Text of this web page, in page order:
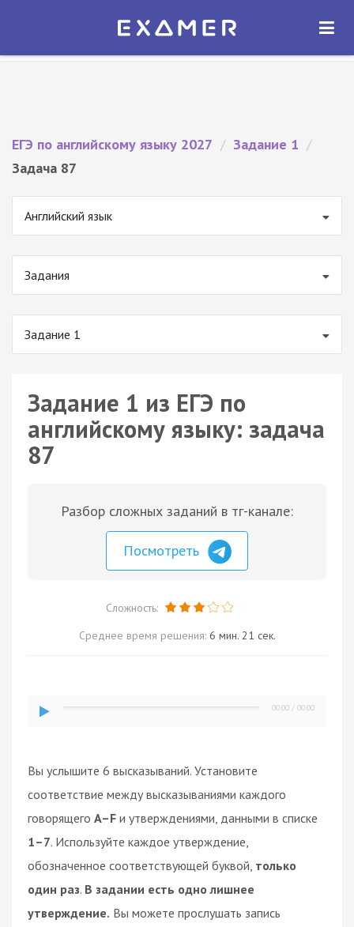
Экзамер — ЕГЭ 2027
ОТКРЫТЬ
ЕГЭ по английскому языку 2027 / Задание 1 /
Задача 87
Английский язык
Задания
Задание 1
Задание 1 из ЕГЭ по
английскому языку: задача
87
Разбор сложных заданий в тг-канале:
Посмотреть
Сложность:
Среднее время решения: 6 мин. 21 сек.
00:00 / 00:00
Вы услышите 6 высказываний. Установите
соответствие между высказываниями каждого
говорящего A–F и утверждениями, данными в списке
1–7. Используйте каждое утверждение,
обозначенное соответствующей буквой, только
один раз. В задании есть одно лишнее
утверждение. Вы можете прослушать запись